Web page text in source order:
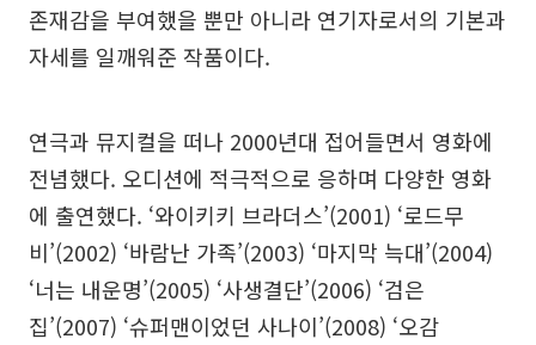
존재감을 부여했을 뿐만 아니라 연기자로서의 기본과
자세를 일깨워준 작품이다.
연극과 뮤지컬을 떠나 2000년대 접어들면서 영화에
전념했다. 오디션에 적극적으로 응하며 다양한 영화
에 출연했다. ‘와이키키 브라더스’(2001) ‘로드무
비’(2002) ‘바람난 가족’(2003) ‘마지막 늑대’(2004)
‘너는 내운명’(2005) ‘사생결단’(2006) ‘검은
집’(2007) ‘슈퍼맨이었던 사나이’(2008) ‘오감